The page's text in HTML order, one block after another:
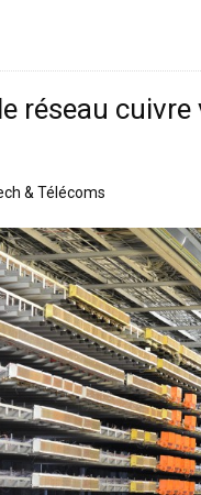
réseau
& Télécoms